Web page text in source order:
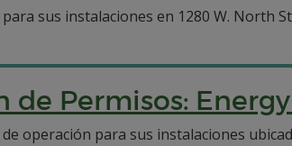
sus instalaciones en 1280 W. North
Permisos: Energy
operación para sus instalaciones